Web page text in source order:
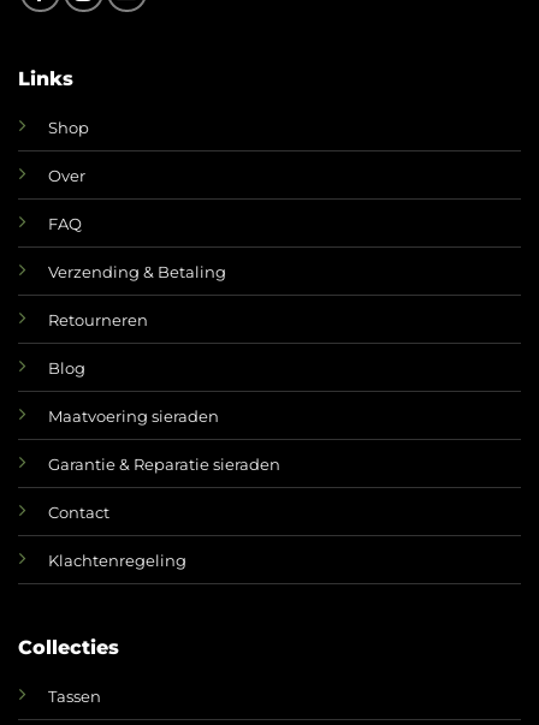
Links
Shop
Over
FAQ
Verzending & Betaling
Retourneren
Blog
Maatvoering sieraden
Garantie & Reparatie sieraden
Contact
Klachtenregeling
Collecties
Tassen